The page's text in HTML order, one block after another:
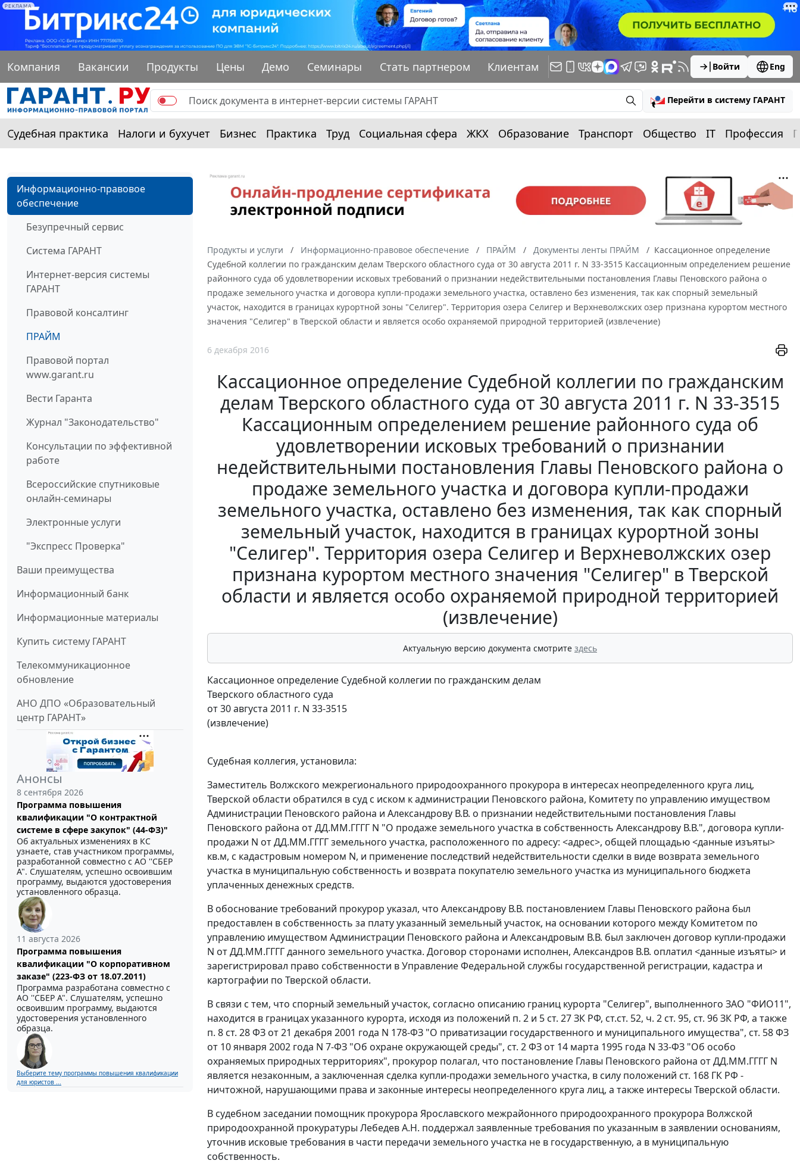
РЕКЛАМА
Компания Вакансии Продукты Цены Демо Семинары Стать партнером Клиентам Войти Eng
Перейти в систему ГАРАНТ
Судебная практика Налоги и бухучет Бизнес Практика Труд Социальная сфера ЖКХ Образование Транспорт Общество IT Профессия
Информационно-правовое
обеспечение
Безупречный сервис
Система ГАРАНТ
Интернет-версия системы
ГАРАНТ
Правовой консалтинг
ПРАЙМ
Правовой портал
www.garant.ru
Вести Гаранта
Журнал "Законодательство"
Консультации по эффективной
работе
Всероссийские спутниковые
онлайн-семинары
Электронные услуги
"Экспресс Проверка"
Ваши преимущества
Информационный банк
Информационные материалы
Купить систему ГАРАНТ
Телекоммуникационное
обновление
АНО ДПО «Образовательный
центр ГАРАНТ»
Анонсы
8 сентября 2026
Программа повышения
квалификации "О контрактной
системе в сфере закупок" (44-ФЗ)"
Об актуальных изменениях в КС
узнаете, став участником программы,
разработанной совместно с АО ''СБЕР
А". Слушателям, успешно освоившим
программу, выдаются удостоверения
установленного образца.
11 августа 2026
Программа повышения
квалификации "О корпоративном
заказе" (223-ФЗ от 18.07.2011)
Программа разработана совместно с
АО ''СБЕР А". Слушателям, успешно
освоившим программу, выдаются
удостоверения установленного
образца.
Выберите тему программы повышения квалификации
для юристов ...
Продукты и услуги Информационно-правовое обеспечение ПРАЙМ Документы ленты ПРАЙМ
Кассационное определение
Судебной коллегии по гражданским делам Тверского областного суда от 30 августа 2011 г. N 33-3515 Кассационным определением решение
районного суда об удовлетворении исковых требований о признании недействительными постановления Главы Пеновского района о
продаже земельного участка и договора купли-продажи земельного участка, оставлено без изменения, так как спорный земельный
участок, находится в границах курортной зоны "Селигер". Территория озера Селигер и Верхневолжских озер признана курортом местного
значения "Селигер" в Тверской области и является особо охраняемой природной территорией (извлечение)
6 декабря 2016
Кассационное определение Судебной коллегии по гражданским
делам Тверского областного суда от 30 августа 2011 г. N 33-3515
Кассационным определением решение районного суда об
удовлетворении исковых требований о признании
недействительными постановления Главы Пеновского района о
продаже земельного участка и договора купли-продажи
земельного участка, оставлено без изменения, так как спорный
земельный участок, находится в границах курортной зоны
"Селигер". Территория озера Селигер и Верхневолжских озер
признана курортом местного значения "Селигер" в Тверской
области и является особо охраняемой природной территорией
(извлечение)
Актуальную версию документа смотрите здесь
Кассационное определение Судебной коллегии по гражданским делам
Тверского областного суда
от 30 августа 2011 г. N 33-3515
(извлечение)
Судебная коллегия, установила:
Заместитель Волжского межрегионального природоохранного прокурора в интересах неопределенного круга лиц,
Тверской области обратился в суд с иском к администрации Пеновского района, Комитету по управлению имуществом
Администрации Пеновского района и Александрову В.В. о признании недействительными постановления Главы
Пеновского района от ДД.ММ.ГГГГ N "О продаже земельного участка в собственность Александрову В.В.", договора купли-
продажи N от ДД.ММ.ГГГГ земельного участка, расположенного по адресу: <адрес>, общей площадью <данные изъяты>
кв.м, с кадастровым номером N, и применение последствий недействительности сделки в виде возврата земельного
участка в муниципальную собственность и возврата покупателю земельного участка из муниципального бюджета
уплаченных денежных средств.
В обоснование требований прокурор указал, что Александрову В.В. постановлением Главы Пеновского района был
предоставлен в собственность за плату указанный земельный участок, на основании которого между Комитетом по
управлению имуществом Администрации Пеновского района и Александровым В.В. был заключен договор купли-продажи
N от ДД.ММ.ГГГГ данного земельного участка. Договор сторонами исполнен, Александров В.В. оплатил <данные изъяты> и
зарегистрировал право собственности в Управление Федеральной службы государственной регистрации, кадастра и
картографии по Тверской области.
В связи с тем, что спорный земельный участок, согласно описанию границ курорта "Селигер", выполненного ЗАО "ФИО11",
находится в границах указанного курорта, исходя из положений п. 2 и 5 ст. 27ЗК РФ, ст.ст. 52, ч. 2 ст. 95, ст. 96ЗК РФ, а также
п. 8 ст. 28ФЗ от 21 декабря 2001 года N 178-ФЗ "О приватизации государственного и муниципального имущества", ст. 58ФЗ
от 10 января 2002 года N 7-ФЗ "Об охране окружающей среды", ст. 2ФЗ от 14 марта 1995 года N 33-ФЗ "Об особо
охраняемых природных территориях", прокурор полагал, что постановление Главы Пеновского района от ДД.ММ.ГГГГ N
является незаконным, а заключенная сделка купли-продажи земельного участка, в силу положений ст. 168 ГК РФ -
ничтожной, нарушающими права и законные интересы неопределенного круга лиц, а также интересы Тверской области.
В судебном заседании помощник прокурора Ярославского межрайонного природоохранного прокурора Волжской
природоохранной прокуратуры Лебедев А.Н. поддержал заявленные требования по указанным в заявлении основаниям,
уточнив исковые требования в части передачи земельного участка не в государственную, а в муниципальную
собственность.